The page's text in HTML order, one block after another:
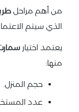
من أهم مراحل
الذي سيتم
يعتمد اختيار
منها:
حجم المنزل.
عدد